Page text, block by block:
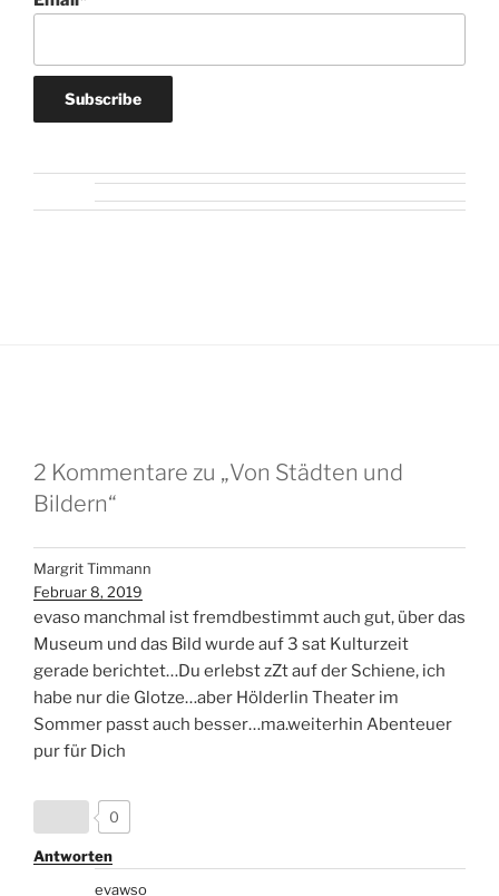
2 Kommentare zu „Von Städten und
Bildern“
Margrit Timmann
Februar 8, 2019
evaso manchmal ist fremdbestimmt auch gut, über das
Museum und das Bild wurde auf 3 sat Kulturzeit
gerade berichtet…Du erlebst zZt auf der Schiene, ich
habe nur die Glotze…aber Hölderlin Theater im
Sommer passt auch besser…ma.weiterhin Abenteuer
pur für Dich
0
Antworten
evawso